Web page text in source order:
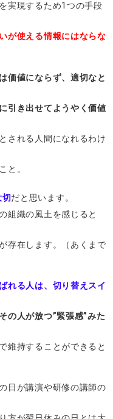
実現するため1つの手段
が使える情報にはならな
価値にならず、適切なと
引き出せてようやく価値
される人間になれるわけ
と。
切だと思います。
組織の風土を感じると
存在します。（あくまで
れる人は、切り替えスイ
の人が放つ”緊張感”みた
維持することができると
日が講演や研修の講師の